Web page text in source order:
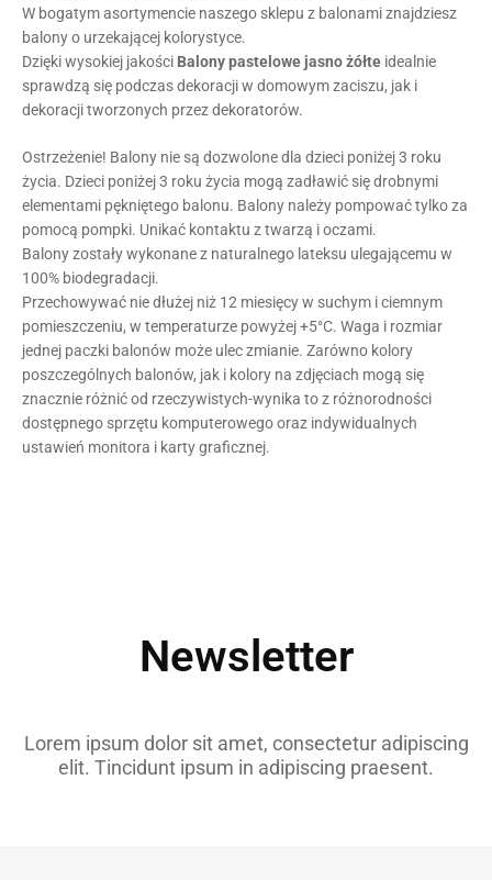
W bogatym asortymencie naszego sklepu z balonami znajdziesz
balony o urzekającej kolorystyce.
Dzięki wysokiej jakości Balony pastelowe jasno żółte idealnie
sprawdzą się podczas dekoracji w domowym zaciszu, jak i
dekoracji tworzonych przez dekoratorów.
Ostrzeżenie! Balony nie są dozwolone dla dzieci poniżej 3 roku
życia. Dzieci poniżej 3 roku życia mogą zadławić się drobnymi
elementami pękniętego balonu. Balony należy pompować tylko za
pomocą pompki. Unikać kontaktu z twarzą i oczami.
Balony zostały wykonane z naturalnego lateksu ulegającemu w
100% biodegradacji.
Przechowywać nie dłużej niż 12 miesięcy w suchym i ciemnym
pomieszczeniu, w temperaturze powyżej +5°C. Waga i rozmiar
jednej paczki balonów może ulec zmianie. Zarówno kolory
poszczególnych balonów, jak i kolory na zdjęciach mogą się
znacznie różnić od rzeczywistych-wynika to z różnorodności
dostępnego sprzętu komputerowego oraz indywidualnych
ustawień monitora i karty graficznej.
Newsletter
Lorem ipsum dolor sit amet, consectetur adipiscing
elit. Tincidunt ipsum in adipiscing praesent.